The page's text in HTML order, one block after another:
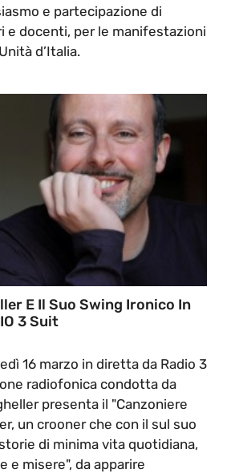
e partecipazione di
e docenti, per le manifestazioni
d’Italia.
E Il Suo Swing Ironico In
3 Suit
16 marzo in diretta da Radio 3
radiofonica condotta da
presenta il "Canzoniere
un crooner che con il sul suo
di minima vita quotidiana,
e misere", da apparire